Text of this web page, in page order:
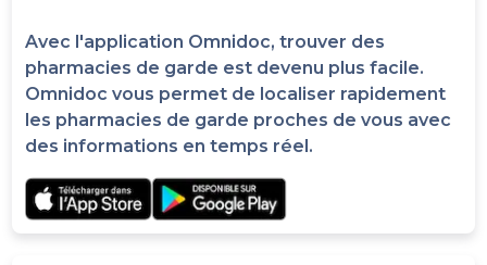
Avec l'application Omnidoc, trouver des
pharmacies de garde est devenu plus facile.
Omnidoc vous permet de localiser rapidement
les pharmacies de garde proches de vous avec
des informations en temps réel.